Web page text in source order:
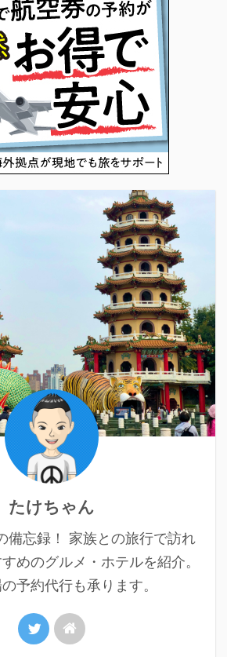
たけちゃん
備忘録！ 家族との旅行で訪れ
めのグルメ・ホテルを紹介。
予約代行も承ります。